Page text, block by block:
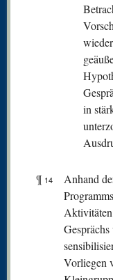
in
¶ 14
Anhand
Vorliegen